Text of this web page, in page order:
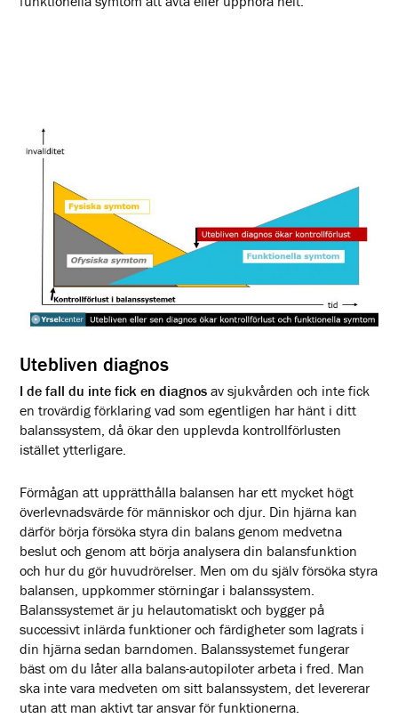
Utebliven diagnos
I de fall du inte fick en diagnos av sjukvården och inte fick
en trovärdig förklaring vad som egentligen har hänt i ditt
balanssystem, då ökar den upplevda kontrollförlusten
istället ytterligare.
Förmågan att upprätthålla balansen har ett mycket högt
överlevnadsvärde för människor och djur. Din hjärna kan
därför börja försöka styra din balans genom medvetna
beslut och genom att börja analysera din balansfunktion
och hur du gör huvudrörelser. Men om du själv försöka styra
balansen, uppkommer störningar i balanssystem.
Balanssystemet är ju helautomatiskt och bygger på
successivt inlärda funktioner och färdigheter som lagrats i
din hjärna sedan barndomen. Balanssystemet fungerar
bäst om du låter alla balans-autopiloter arbeta i fred. Man
ska inte vara medveten om sitt balanssystem, det levererar
utan att man aktivt tar ansvar för funktionerna.